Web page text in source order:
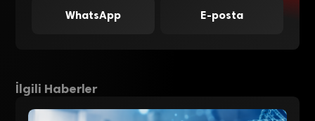
WhatsApp E-posta
İlgili Haberler